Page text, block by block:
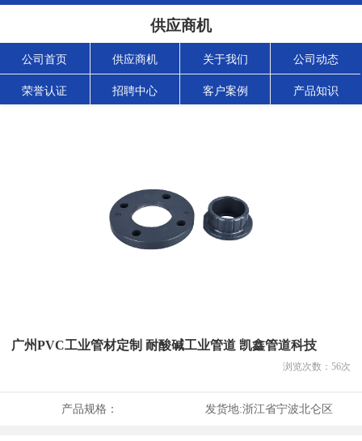
供应商机
公司首页 供应商机 关于我们 公司动态
荣誉认证 招聘中心 客户案例 产品知识
广州PVC工业管材定制 耐酸碱工业管道 凯鑫管道科技
浏览次数： 56次
产品规格： 发货地:浙江省宁波北仑区